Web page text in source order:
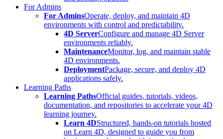
For Admins
For AdminsOperate, deploy, and maintain 4D
environments with control and predictability.
4D ServerConfigure and manage 4D Server
environments reliably.
MaintenanceMonitor, log, and maintain stable
4D environments.
DeploymentPackage, secure, and deploy 4D
applications safely.
Learning Paths
Learning PathsOfficial guides, tutorials, videos,
documentation, and repositories to accelerate your 4D
learning journey.
Learn 4DStructured, hands-on tutorials hosted
on Learn 4D, designed to guide you from